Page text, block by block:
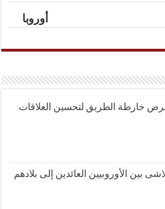
أوروبا
خارطة الطريق لتحسين العلاقات
بين الأوروبيين العائدين إلى بلادهم